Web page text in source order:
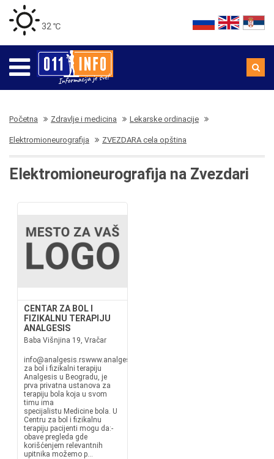
32 ℃
Početna Zdravlje i medicina Lekarske ordinacije
Elektromioneurografija ZVEZDARA cela opština
Elektromioneurografija na Zvezdari
CENTAR ZA BOL I
FIZIKALNU TERAPIJU
ANALGESIS
Baba Višnjina 19, Vračar
info@analgesis.rswww.analgesis.rsCentar
za bol i fizikalni terapiju
Analgesis u Beogradu, je
prva privatna ustanova za
terapiju bola koja u svom
timu ima
specijalistu Medicine bola. U
Centru za bol i fizikalnu
terapiju pacijenti mogu da:-
obave pregleda gde
korišćenjem relevantnih
upitnika možemo p...